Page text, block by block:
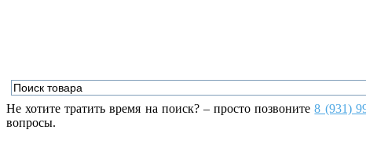
Не хотите тратить время на поиск? – просто позвоните8 (931)
вопросы.